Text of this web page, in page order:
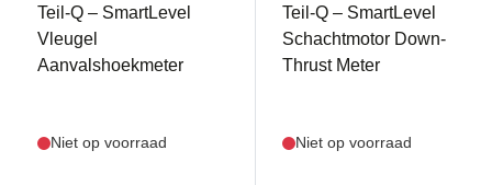
Teil-Q – SmartLevel
Vleugel
Aanvalshoekmeter
Niet op voorraad
Teil-Q – SmartLevel
Schachtmotor Down-
Thrust Meter
Niet op voorraad